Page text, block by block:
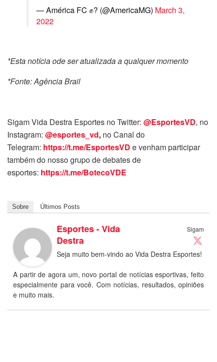
— América FC ✊? (@AmericaMG) March 3,
2022
*Esta notícia ode ser atualizada a qualquer momento
*Fonte: Agência Brail
Sigam Vida Destra Esportes no Twitter: @EsportesVD, no
Instagram: @esportes_vd, no Canal do
Telegram: https://t.me/EsportesVD e venham participar
também do nosso grupo de debates de
esportes: https://t.me/BotecoVDE
Sobre Últimos Posts
Sigam
Esportes - Vida
Destra
Seja muito bem-vindo ao Vida Destra Esportes!
A partir de agora um, novo portal de notícias esportivas, feito
especialmente para você. Com notícias, resultados, opiniões
e muito mais.